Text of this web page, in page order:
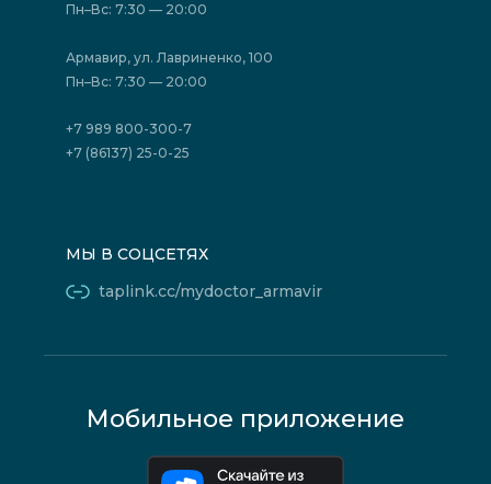
Политика конфиденциальности
Акции
Отзывы
Государственные программы
Юридическим лицам
Пн–Вс: 7:30 — 20:00
Армавир, ул. Лавриненко, 100
Пн–Вс: 7:30 — 20:00
+7 989 800-300-7
+7 (86137) 25-0-25
МЫ В СОЦСЕТЯХ
taplink.cc/mydoctor_armavir
Мобильное приложение